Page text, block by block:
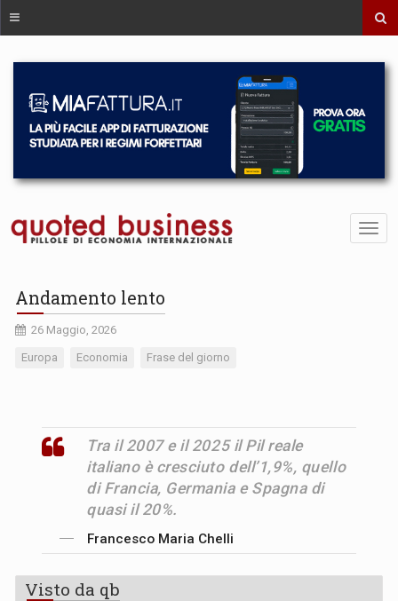
Andamento lento
26 Maggio, 2026
Europa Economia Frase del giorno
Tra il 2007 e il 2025 il Pil reale
italiano è cresciuto dell’1,9%, quello
di Francia, Germania e Spagna di
quasi il 20%.
Francesco Maria Chelli
Visto da qb